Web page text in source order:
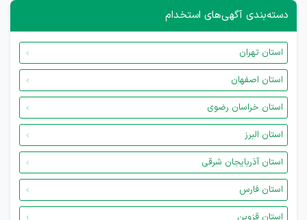
دسته‌بندی آگهی‌های استخدام
استان تهران
استان اصفهان
استان خراسان رضوی
استان البرز
استان آذربایجان شرقی
استان فارس
استان قزوین